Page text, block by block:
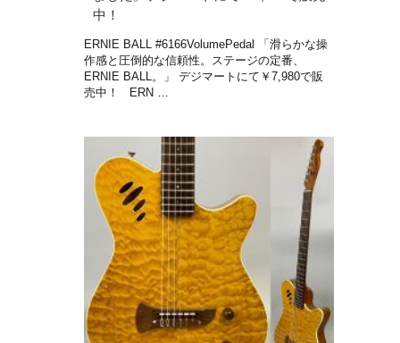
中！
ERNIE BALL #6166VolumePedal 「滑らかな操
作感と圧倒的な信頼性。ステージの定番、
ERNIE BALL。」 デジマートにて￥7,980で販
売中！ ERN …